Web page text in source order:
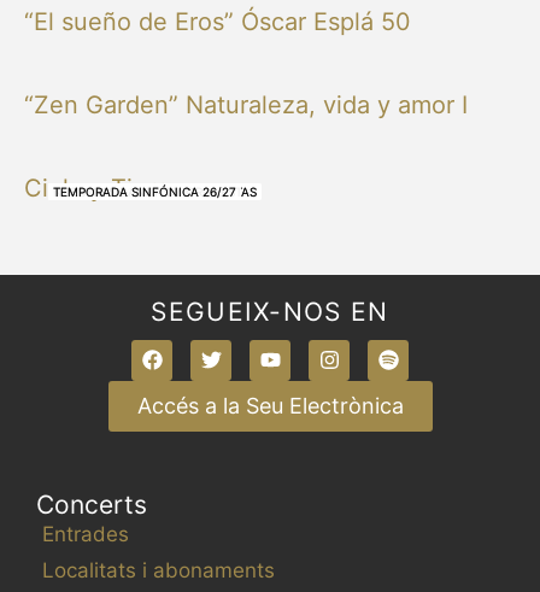
NUESTRAS BANDAS Y ORQUESTAS
NUESTRAS BANDAS Y ORQUESTAS
OTRAS MÚSICAS
NUESTRAS BANDAS Y ORQUESTAS
NUESTRAS BANDAS Y ORQUESTAS
TEMPORADA SINFÓNICA 26/27
“El sueño de Eros” Óscar Esplá 50
TEMPORADA SINFÓNICA 26/27
“Zen Garden” Naturaleza, vida y amor I
TEMPORADA SINFÓNICA 26/27
Cielo y Tierra
TEMPORADA SINFÓNICA 26/27
SEGUEIX-NOS EN
Accés a la Seu Electrònica
Concerts
Entrades
Localitats i abonaments